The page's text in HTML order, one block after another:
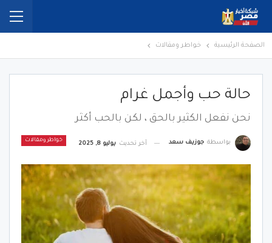
الصفحة الرئيسية خواطر ومقالات
حالة حب وأجمل غرام
نحن نفعل الكثير بالحق ، لكن بالحب أكثر
خواطر ومقالات بواسطة جوزيف سعد آخر تحديث يوليو 8, 2025